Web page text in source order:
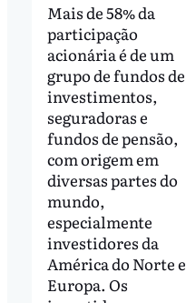
Mais de 58% da
participação
acionária é de um
grupo de fundos de
investimentos,
seguradoras e
fundos de pensão,
com origem em
diversas partes do
mundo,
especialmente
investidores da
América do Norte e
Europa. Os